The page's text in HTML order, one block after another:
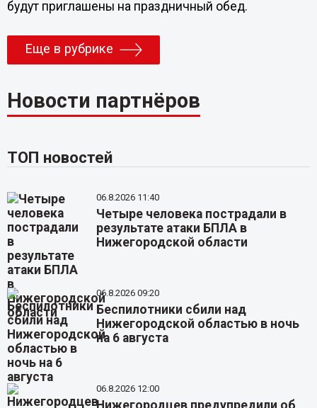
будут приглашены на праздничный обед.
Еще в рубрике
Новости партнёров
ТОП новостей
06.8.2026 11:40
Четыре человека пострадали в
результате атаки БПЛА в
Нижегородской области
06.8.2026 09:20
Беспилотники сбили над
Нижегородской областью в ночь
на 6 августа
06.8.2026 12:00
Нижегородцев предупредили об